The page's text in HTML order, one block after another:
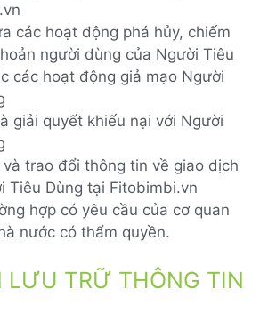
các hoạt động phá hủy, chiếm
người dùng của Người Tiêu
các hoạt động giả mạo Người
giải quyết khiếu nại với Người
và trao đổi thông tin về giao dịch
Tiêu Dùng tại Fitobimbi.vn
hợp có yêu cầu của cơ quan
nước có thẩm quyền.
LƯU TRỮ THÔNG TIN